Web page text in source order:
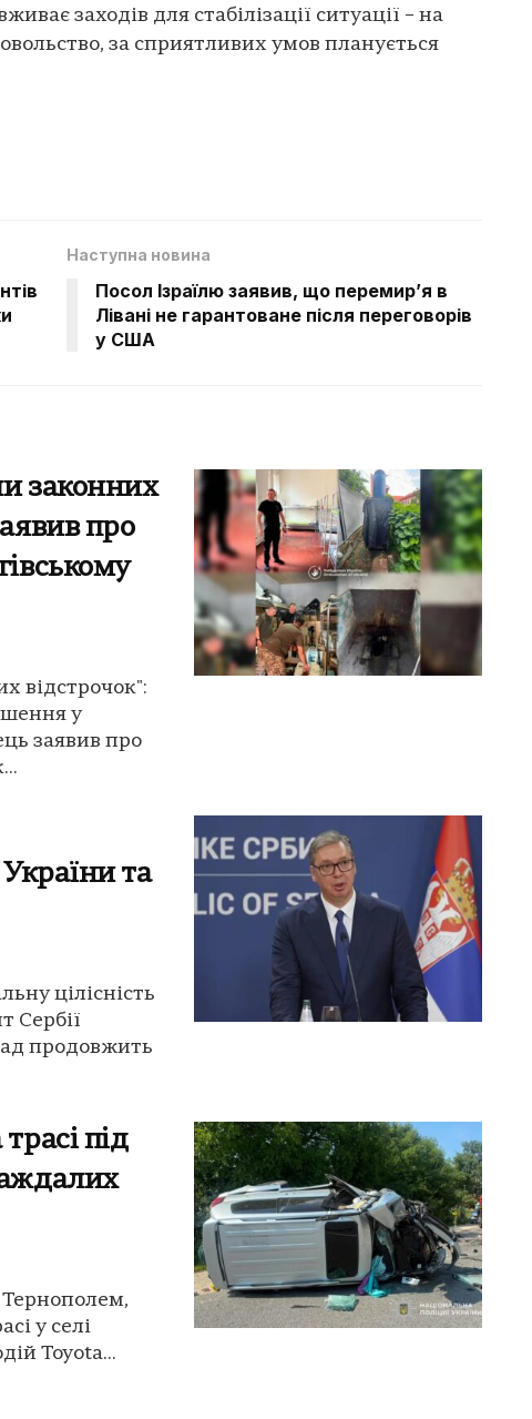
заходів для стабілізації ситуації – на
за сприятливих умов планується
Наступна новина
Посол Ізраїлю заявив, що перемир’я в
Лівані не гарантоване після переговорів
у США
законних
про
відстрочок":
у
заявив про
України та
цілісність
Сербії
продовжить
під
Тернополем,
у селі
Toyota...